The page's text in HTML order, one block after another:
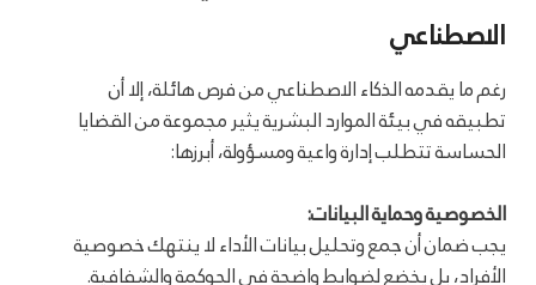
الاصطناعي
رغم ما يقدمه الذكاء الاصطناعي من فرص هائلة، إلا أن
تطبيقه في بيئة الموارد البشرية يثير مجموعة من القضايا
الحساسة تتطلب إدارة واعية ومسؤولة، أبرزها:
الخصوصية وحماية البيانات:
يجب ضمان أن جمع وتحليل بيانات الأداء لا ينتهك خصوصية
الأفراد، بل يخضع لضوابط واضحة في الحوكمة والشفافية.